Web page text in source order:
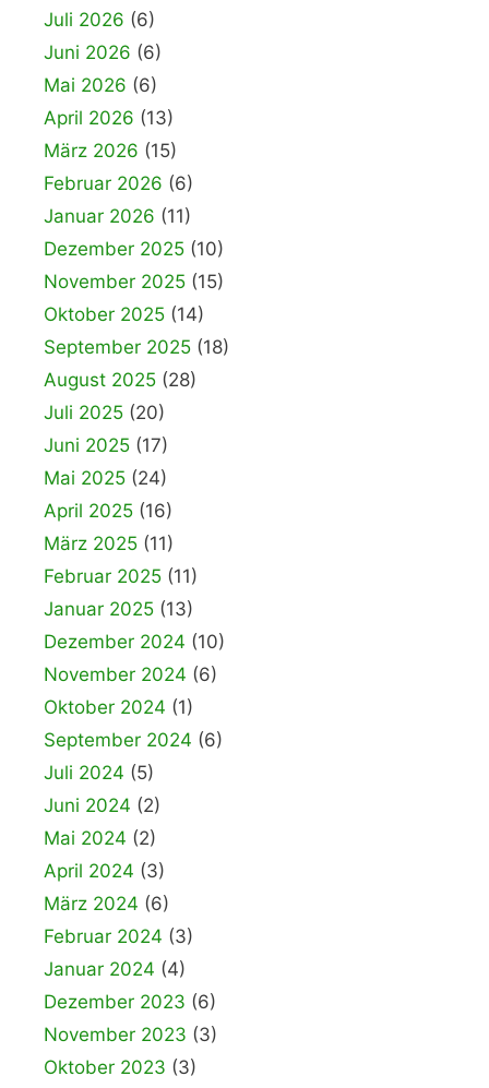
Juli 2026 (6)
Juni 2026 (6)
Mai 2026 (6)
April 2026 (13)
März 2026 (15)
Februar 2026 (6)
Januar 2026 (11)
Dezember 2025 (10)
November 2025 (15)
Oktober 2025 (14)
September 2025 (18)
August 2025 (28)
Juli 2025 (20)
Juni 2025 (17)
Mai 2025 (24)
April 2025 (16)
März 2025 (11)
Februar 2025 (11)
Januar 2025 (13)
Dezember 2024 (10)
November 2024 (6)
Oktober 2024 (1)
September 2024 (6)
Juli 2024 (5)
Juni 2024 (2)
Mai 2024 (2)
April 2024 (3)
März 2024 (6)
Februar 2024 (3)
Januar 2024 (4)
Dezember 2023 (6)
November 2023 (3)
Oktober 2023 (3)